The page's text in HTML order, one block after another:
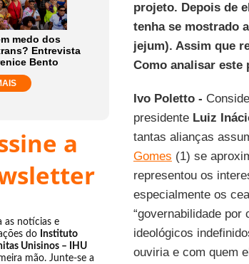
medo dos
Entrevista
Bento
a
as notícias e
do Instituto
Unisinos – IHU
mão. Junte-se a
projeto. Depois de
tenha se mostrado
jejum). Assim que
Como analisar este
Ivo Poletto -
presidente Luiz
tantas alianças
Gomes (1) se
representou os
especialmente os
“governabilidade
ideológicos
ouviria e com quem